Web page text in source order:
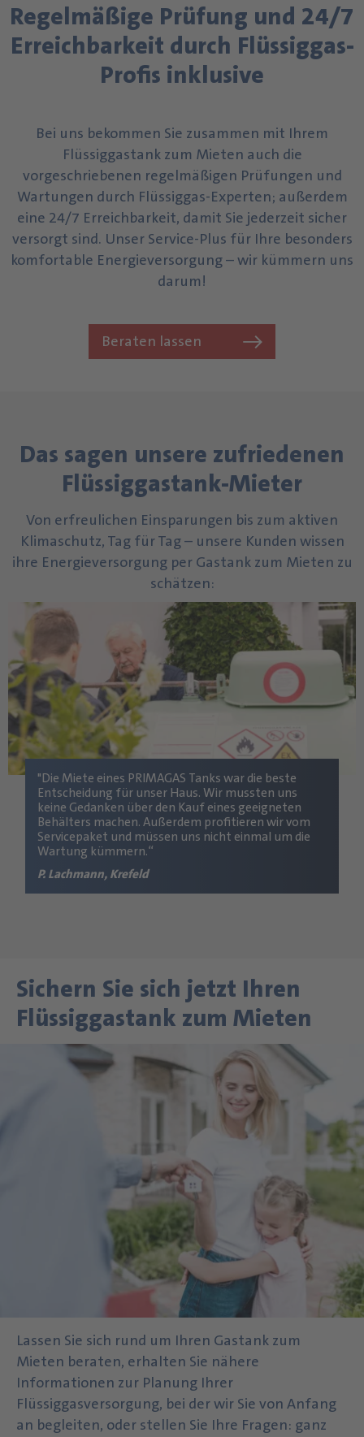
Regelmäßige Prüfung und 24/7
Erreichbarkeit durch Flüssiggas-
Profis inklusive
Bei uns bekommen Sie zusammen mit Ihrem
Flüssiggastank zum Mieten auch die
vorgeschriebenen regelmäßigen Prüfungen und
Wartungen durch Flüssiggas-Experten; außerdem
eine 24/7 Erreichbarkeit, damit Sie jederzeit sicher
versorgt sind. Unser Service-Plus für Ihre besonders
komfortable Energieversorgung – wir kümmern uns
darum!
Beraten lassen
Das sagen unsere zufriedenen
Flüssiggastank-Mieter
Von erfreulichen Einsparungen bis zum aktiven
Klimaschutz, Tag für Tag – unsere Kunden wissen
ihre Energieversorgung per Gastank zum Mieten zu
schätzen:
"Die Miete eines PRIMAGAS Tanks war die beste
Entscheidung für unser Haus. Wir mussten uns
keine Gedanken über den Kauf eines geeigneten
Behälters machen. Außerdem profitieren wir vom
Servicepaket und müssen uns nicht einmal um die
Wartung kümmern.“
P. Lachmann, Krefeld
Sichern Sie sich jetzt Ihren
Flüssiggastank zum Mieten
Lassen Sie sich rund um Ihren Gastank zum
Mieten beraten, erhalten Sie nähere
Informationen zur Planung Ihrer
Flüssiggasversorgung, bei der wir Sie von Anfang
an begleiten, oder stellen Sie Ihre Fragen: ganz